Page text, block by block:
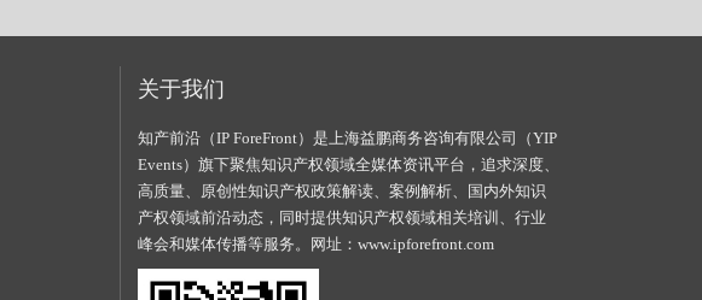
关于我们
知产前沿（IP ForeFront）是上海益鹏商务咨询有限公司（YIP
Events）旗下聚焦知识产权领域全媒体资讯平台，追求深度、
高质量、原创性知识产权政策解读、案例解析、国内外知识
产权领域前沿动态，同时提供知识产权领域相关培训、行业
峰会和媒体传播等服务。网址： www.ipforefront.com